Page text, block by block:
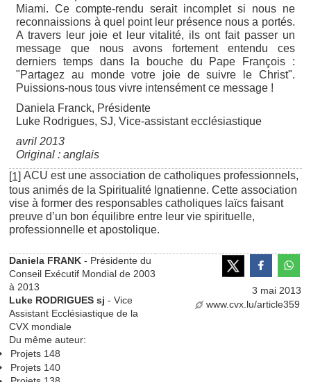
Miami. Ce compte-rendu serait incomplet si nous ne
reconnaissions à quel point leur présence nous a portés.
A travers leur joie et leur vitalité, ils ont fait passer un
message que nous avons fortement entendu ces
derniers temps dans la bouche du Pape François :
"Partagez au monde votre joie de suivre le Christ".
Puissions-nous tous vivre intensément ce message !
Daniela Franck, Présidente
Luke Rodrigues, SJ, Vice-assistant ecclésiastique
avril 2013
Original : anglais
[1]ACU est une association de catholiques professionnels,
tous animés de la Spiritualité Ignatienne. Cette association
vise à former des responsables catholiques laïcs faisant
preuve d’un bon équilibre entre leur vie spirituelle,
professionnelle et apostolique.
Daniela FRANK - Présidente du
Conseil Exécutif Mondial de 2003
à 2013
Luke RODRIGUES sj - Vice
Assistant Ecclésiastique de la
CVX mondiale
3 mai 2013
www.cvx.lu/article359
Du même auteur:
Projets 148
Projets 140